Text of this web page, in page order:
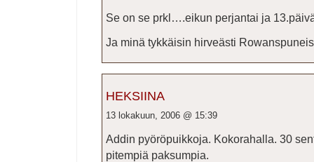
Se on se prkl….eikun perjantai ja
Ja minä tykkäisin hirveästi
HEKSIINA
13 lokakuun, 2006 @ 15:39
Addin pyöröpuikkoja. Kokorahalla. 30
pitempiä paksumpia.